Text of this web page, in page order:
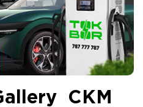
СКМ